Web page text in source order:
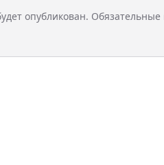
опубликован.